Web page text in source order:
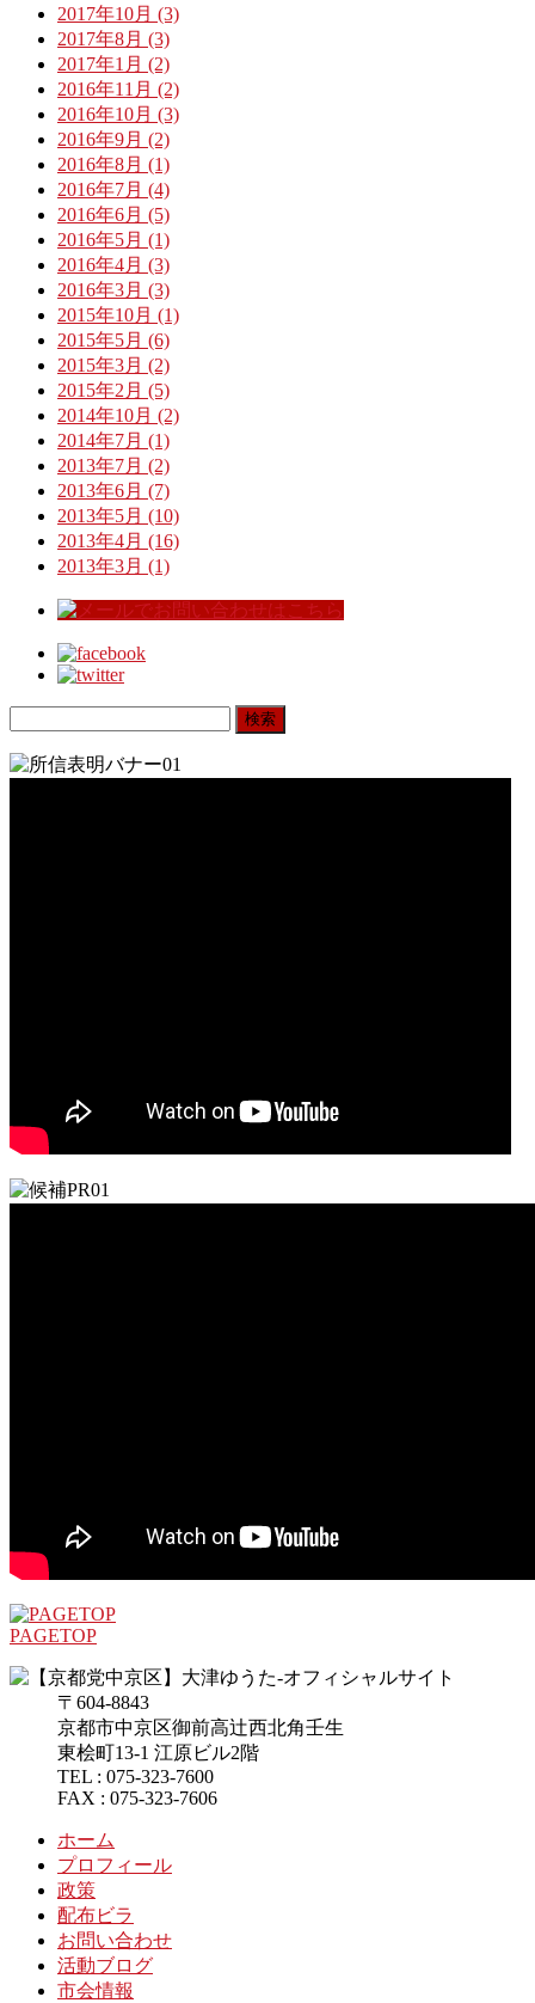
2017年10月 (3)
2017年8月 (3)
2017年1月 (2)
2016年11月 (2)
2016年10月 (3)
2016年9月 (2)
2016年8月 (1)
2016年7月 (4)
2016年6月 (5)
2016年5月 (1)
2016年4月 (3)
2016年3月 (3)
2015年10月 (1)
2015年5月 (6)
2015年3月 (2)
2015年2月 (5)
2014年10月 (2)
2014年7月 (1)
2013年7月 (2)
2013年6月 (7)
2013年5月 (10)
2013年4月 (16)
2013年3月 (1)
PAGETOP
〒604-8843
京都市中京区御前高辻西北角壬生
東桧町13-1 江原ビル2階
TEL : 075-323-7600
FAX : 075-323-7606
ホーム
プロフィール
政策
配布ビラ
お問い合わせ
活動ブログ
市会情報